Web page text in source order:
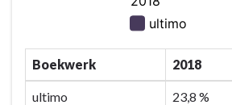
Boekwerk 2018
ultimo 23,8 %